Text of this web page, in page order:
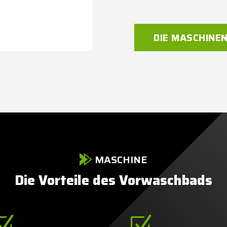
DIE
MASCHINE
Die Vorteile des Vorwaschbads